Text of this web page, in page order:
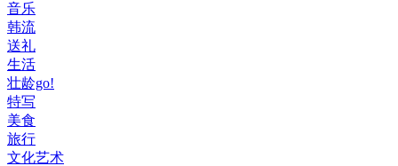
音乐
韩流
送礼
生活
壮龄go!
特写
美食
旅行
文化艺术